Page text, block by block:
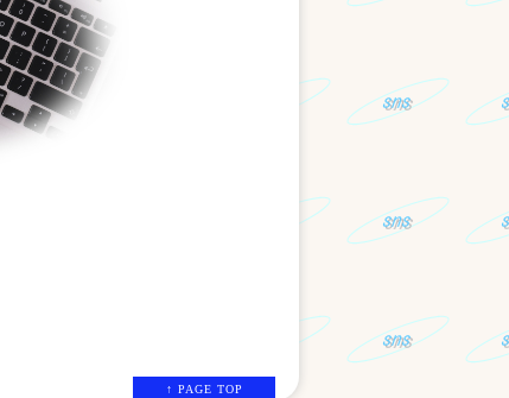
↑ PAGE TOP